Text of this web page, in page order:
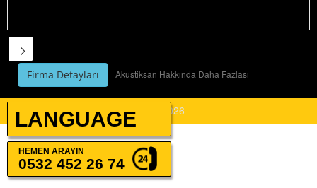
HEMEN ARAYIN
0532 452 26 74
LANGUAGE
Firma Detayları Akustiksan Hakkında Daha Fazlası
By Company AKUSTİKSAN A.Ş. © 2026